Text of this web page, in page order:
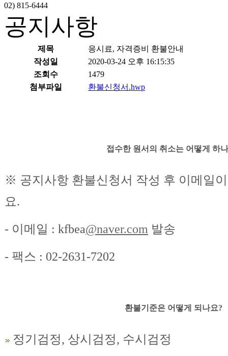
02) 815-6444
공지사항
제목
응시료, 자격증비 환불안내
작성일
2020-03-24 오후 16:15:35
조회수
1479
첨부파일
환불신청서.hwp
접수한 원서의 취소는 어떻게 하
※ 공지사항 환불신청서 작성 후 이메일
요.
- 이메일 : kfbea@naver.com 발송
- 팩스 : 02-2631-7202
환불기준은 어떻게 되나요?
정기검정, 상시검정, 수시검정